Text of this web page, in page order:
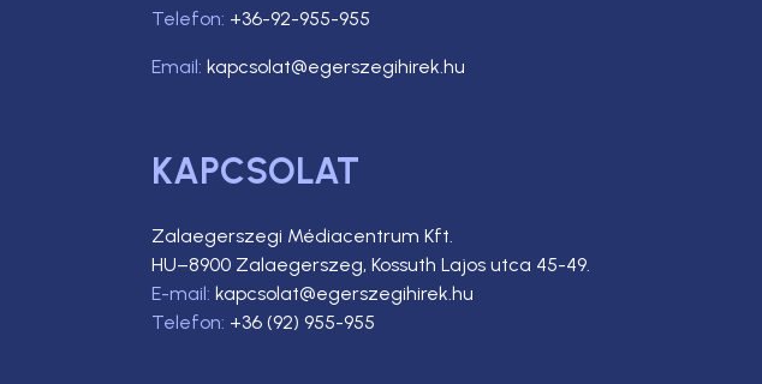
Telefon: +36-92-955-955
Email: kapcsolat@egerszegihirek.hu
KAPCSOLAT
Zalaegerszegi Médiacentrum Kft.
HU–8900 Zalaegerszeg, Kossuth Lajos utca 45-49.
E-mail: kapcsolat@egerszegihirek.hu
Telefon: +36 (92) 955-955